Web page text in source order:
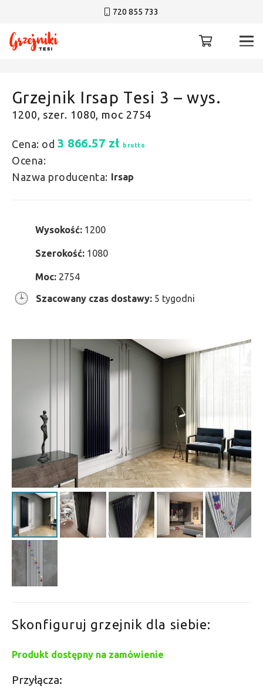
720 855 733
Grzejnik Irsap Tesi 3 – wys.
1200, szer. 1080, moc 2754
Cena: od 3 866.57 zł brutto
Ocena:
Nazwa producenta: Irsap
Wysokość: 1200
Szerokość: 1080
Moc: 2754
Szacowany czas dostawy: 5 tygodni
Skonfiguruj grzejnik dla siebie:
Produkt dostępny na zamówienie
Przyłącza: